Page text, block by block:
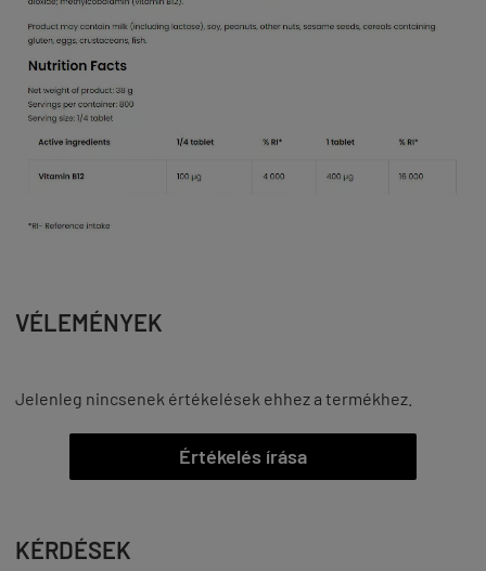
VÉLEMÉNYEK
Jelenleg nincsenek értékelések ehhez a termékhez.
Értékelés írása
KÉRDÉSEK